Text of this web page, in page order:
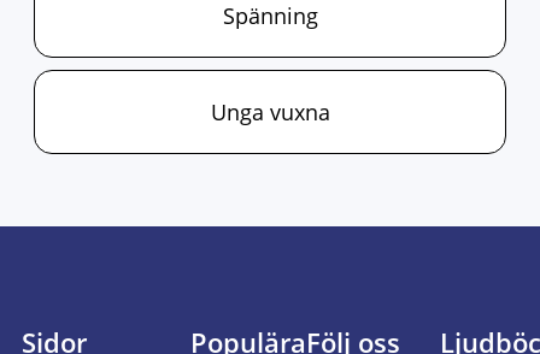
Spänning
Unga vuxna
Sidor
PopuläraFölj oss